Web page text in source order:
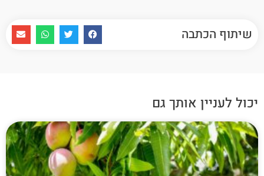
שיתוף הכתבה
יכול לעניין אותך גם